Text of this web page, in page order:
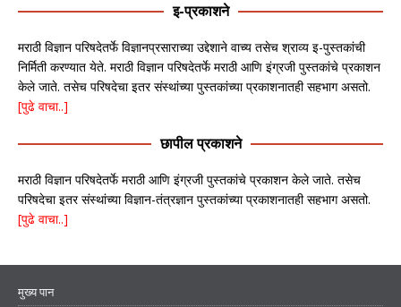
इ-प्रकाशने
मराठी विज्ञान परिषदेतर्फे विज्ञानप्रसाराच्या उद्देशाने वाच्य तसेच श्राव्य इ-पुस्तकांची
निर्मिती करण्यात येते. मराठी विज्ञान परिषदेतर्फे मराठी आणि इंग्रजी पुस्तकांचे प्रकाशन
केले जाते. तसेच परिषदेचा इतर संस्थांच्या पुस्तकांच्या प्रकाशनातही सहभाग असतो.
[पुढे वाचा..]
छापील प्रकाशने
मराठी विज्ञान परिषदेतर्फे मराठी आणि इंग्रजी पुस्तकांचे प्रकाशन केले जाते. तसेच
परिषदेचा इतर संस्थांच्या विज्ञान-तंत्रज्ञान पुस्तकांच्या प्रकाशनातही सहभाग असतो.
[पुढे वाचा..]
मुख्य पान